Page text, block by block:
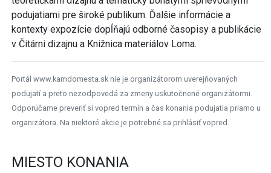
organizátora. Na niektoré akcie je potrebné sa prihlásiť vopred.
MIESTO KONANIA
+
−